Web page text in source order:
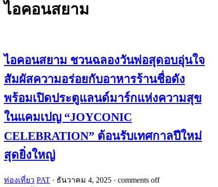
ไอคอนสยาม
ไอคอนสยาม ชวนฉลองวันพ่อสุดอบอุ่นใจ
สัมผัสความอร่อยกับอาหารร้านชื่อดัง
พร้อมเปิดประตูแลนด์มาร์กแห่งความสุข
ในแคมเปญ “JOYCONIC
CELEBRATION” ต้อนรับเทศกาลปีใหม่
สุดยิ่งใหญ่
ท่องเที่ยว PAT · ธันวาคม 4, 2025 · comments off